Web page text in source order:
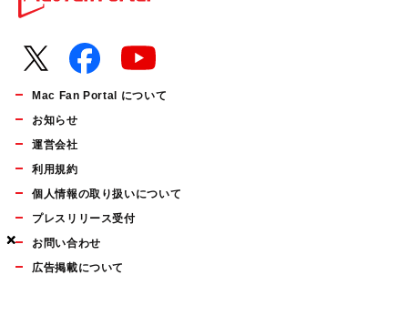
×
×
×
Mac Fan Portal について
お知らせ
運営会社
利用規約
個人情報の取り扱いについて
プレスリリース受付
お問い合わせ
広告掲載について